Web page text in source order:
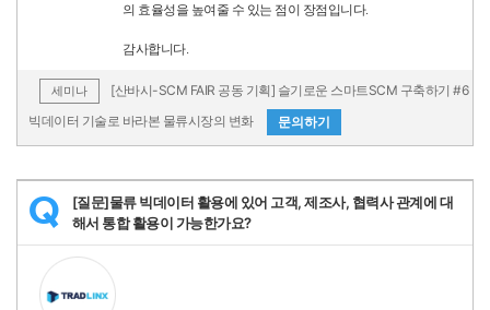
의 효율성을 높여줄 수 있는 점이 장점입니다.
감사합니다.
세미나
[산바시-SCM FAIR 공동 기획] 슬기로운 스마트SCM 구축하기 #6
빅데이터 기술로 바라본 물류시장의 변화
문의하기
Q
[질문]물류 빅데이터 활용에 있어 고객, 제조사, 협력사 관계에 대
해서 통합 활용이 가능한가요?